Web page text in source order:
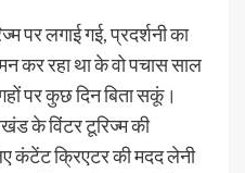
पर लगाई गई, प्रदर्शनी का
कर रहा था के वो पचास साल
पर कुछ दिन बिता सकूं।
के विंटर टूरिज्म की
कंटेंट क्रिएटर की मदद लेनी